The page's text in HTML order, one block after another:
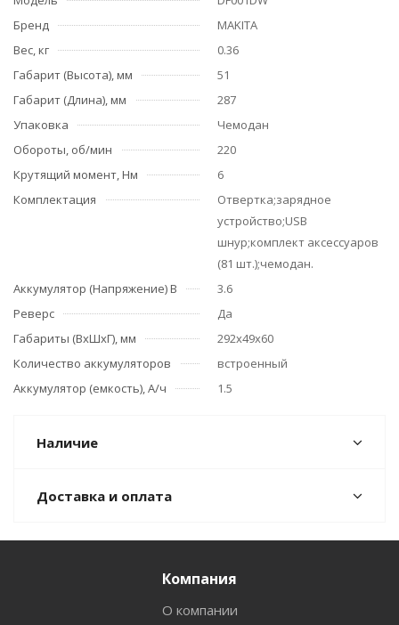
Бренд
MAKITA
Вес, кг
0.36
Габарит (Высота), мм
51
Габарит (Длина), мм
287
Упаковка
Чемодан
Обороты, об/мин
220
Крутящий момент, Нм
6
Комплектация
Отвертка;зарядное
устройство;USB
шнур;комплект аксессуаров
(81 шт.);чемодан.
Аккумулятор (Напряжение) В
3.6
Реверс
Да
Габариты (ВхШхГ), мм
292х49х60
Количество аккумуляторов
встроенный
Аккумулятор (емкость), А/ч
1.5
Наличие
Доставка и оплата
Компания
О компании